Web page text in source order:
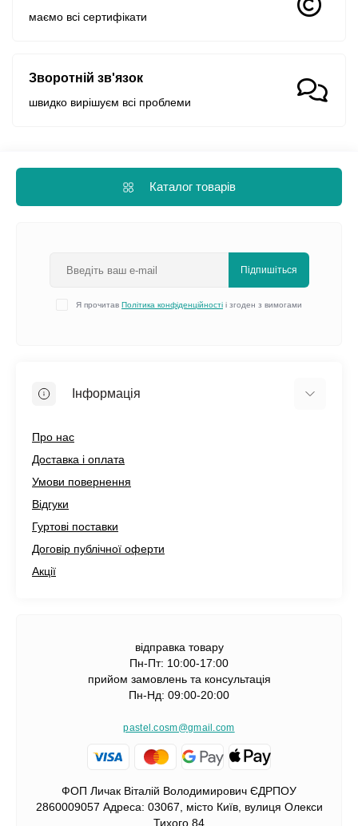
маємо всі сертифікати
Зворотній зв'язок
швидко вирішуєм всі проблеми
Каталог товарів
Підпишіться
Я прочитав Політика конфіденційності і згоден з вимогами
Інформація
Про нас
Доставка і оплата
Умови повернення
Відгуки
Гуртові поставки
Договір публічної оферти
Акції
відправка товару
Пн-Пт: 10:00-17:00
прийом замовлень та консультація
Пн-Нд: 09:00-20:00
pastel.cosm@gmail.com
ФОП Личак Віталій Володимирович ЄДРПОУ
2860009057 Адреса: 03067, місто Київ, вулиця Олекси
Тихого 84